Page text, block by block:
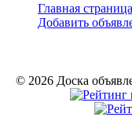
Главная страница
Добавить
© 2026 Доска